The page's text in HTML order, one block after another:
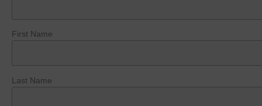
First Name
Last Name